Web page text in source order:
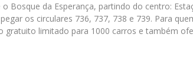
Bosque da Esperança, partindo do centro:
os circulares 736, 737, 738 e 739. Para
gratuito limitado para 1000 carros e também